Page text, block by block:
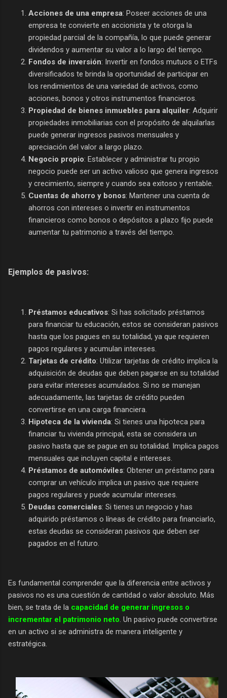
Acciones de una empresa: Poseer acciones de una
empresa te convierte en accionista y te otorga la
propiedad parcial de la compañía, lo que puede generar
dividendos y aumentar su valor a lo largo del tiempo.
Fondos de inversión: Invertir en fondos mutuos o ETFs
diversificados te brinda la oportunidad de participar en
los rendimientos de una variedad de activos, como
acciones, bonos y otros instrumentos financieros.
Propiedad de bienes inmuebles para alquiler: Adquirir
propiedades inmobiliarias con el propósito de alquilarlas
puede generar ingresos pasivos mensuales y
apreciación del valor a largo plazo.
Negocio propio: Establecer y administrar tu propio
negocio puede ser un activo valioso que genera ingresos
y crecimiento, siempre y cuando sea exitoso y rentable.
Cuentas de ahorro y bonos: Mantener una cuenta de
ahorros con intereses o invertir en instrumentos
financieros como bonos o depósitos a plazo fijo puede
aumentar tu patrimonio a través del tiempo.
Ejemplos de pasivos:
Préstamos educativos: Si has solicitado préstamos
para financiar tu educación, estos se consideran pasivos
hasta que los pagues en su totalidad, ya que requieren
pagos regulares y acumulan intereses.
Tarjetas de crédito: Utilizar tarjetas de crédito implica la
adquisición de deudas que deben pagarse en su totalidad
para evitar intereses acumulados. Si no se manejan
adecuadamente, las tarjetas de crédito pueden
convertirse en una carga financiera.
Hipoteca de la vivienda: Si tienes una hipoteca para
financiar tu vivienda principal, esta se considera un
pasivo hasta que se pague en su totalidad. Implica pagos
mensuales que incluyen capital e intereses.
Préstamos de automóviles: Obtener un préstamo para
comprar un vehículo implica un pasivo que requiere
pagos regulares y puede acumular intereses.
Deudas comerciales: Si tienes un negocio y has
adquirido préstamos o líneas de crédito para financiarlo,
estas deudas se consideran pasivos que deben ser
pagados en el futuro.
Es fundamental comprender que la diferencia entre activos y
pasivos no es una cuestión de cantidad o valor absoluto. Más
bien, se trata de la capacidad de generar ingresos o
incrementar el patrimonio neto . Un pasivo puede convertirse
en un activo si se administra de manera inteligente y
estratégica.